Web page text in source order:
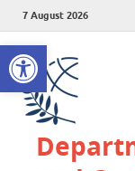
Open toolbar
7 August 2026